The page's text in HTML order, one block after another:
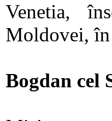
Venetia,
Moldovei, în
Bogdan cel